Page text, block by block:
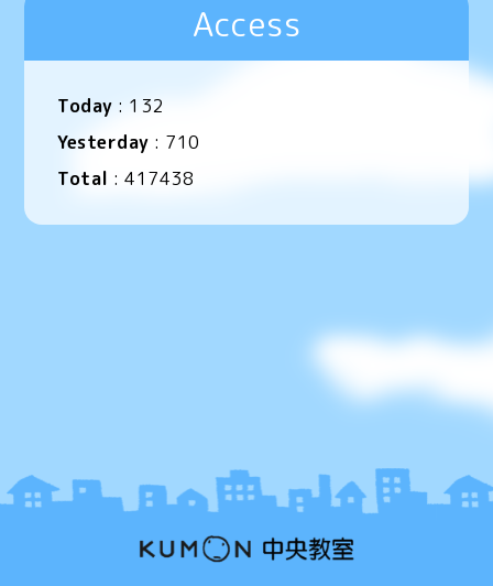
Access
Today : 132
Yesterday : 710
Total :417438